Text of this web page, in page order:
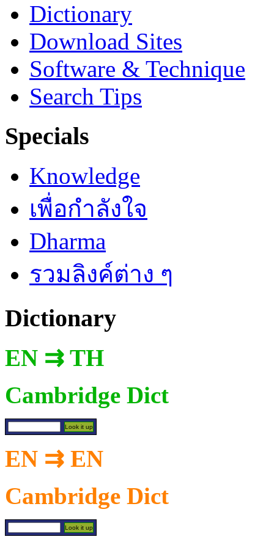
Dictionary
Download Sites
Software & Technique
Search Tips
Specials
Knowledge
เพื่อกำลังใจ
Dharma
รวมลิงค์ต่าง ๆ
Dictionary
EN ⇉ TH
Cambridge Dict
EN ⇉ EN
Cambridge Dict